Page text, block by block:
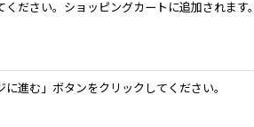
ださい。ショッピングカートに追加されます。
進む」ボタンをクリックしてください。